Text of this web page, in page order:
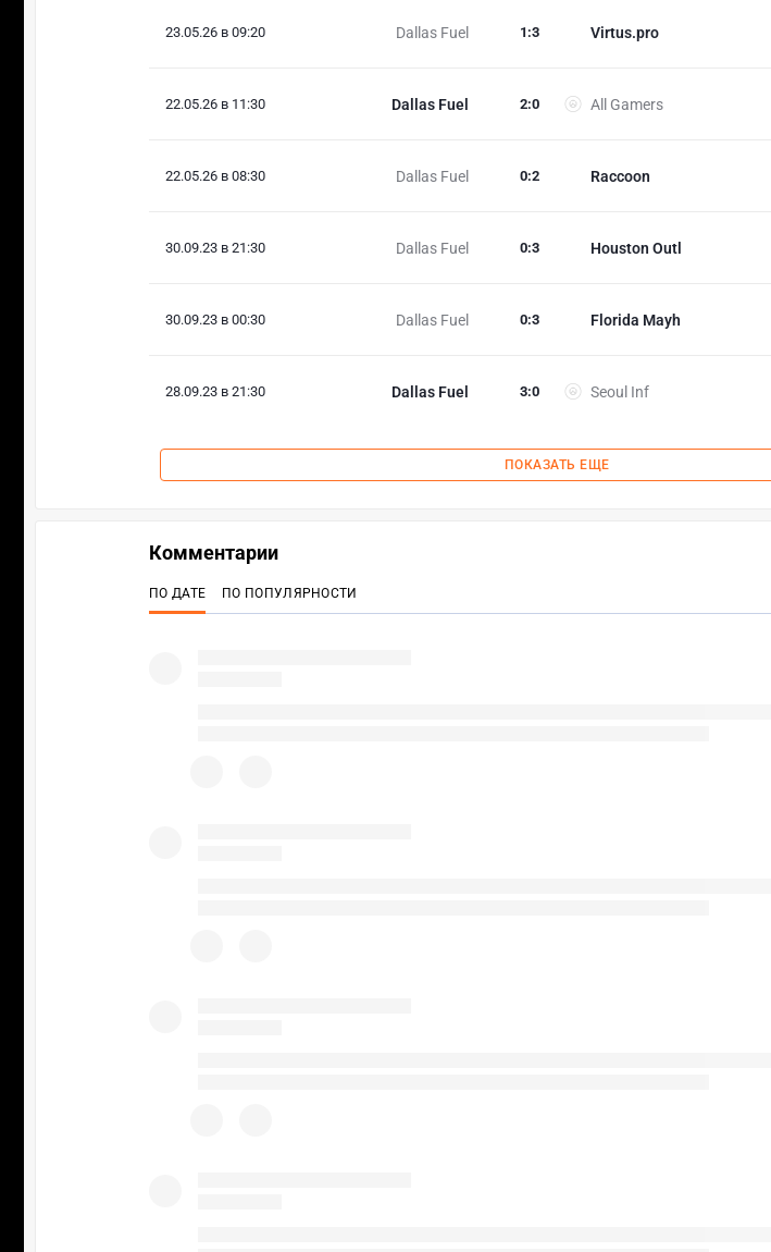
23.05.26 в 09:20 Dallas Fuel Virtus.pro
1 :3
22.05.26 в 11:30 Dallas Fuel All Gamers
2:0
22.05.26 в 08:30 Dallas Fuel Raccoon
0:2
30.09.23 в 21:30 Dallas Fuel Houston Outl
0:3
30.09.23 в 00:30 Dallas Fuel Florida Mayh
0:3
28.09.23 в 21:30 Dallas Fuel Seoul Inf
3:0
ПОКАЗАТЬ ЕЩЕ
Комментарии
ПО ДАТЕ ПО ПОПУЛЯРНОСТИ